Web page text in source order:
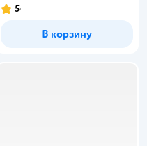
5
В корзину